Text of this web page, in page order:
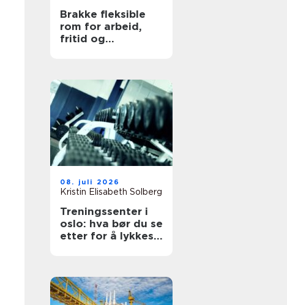
Brakke fleksible
rom for arbeid,
fritid og
08. juli 2026
Kristin Elisabeth Solberg
Treningssenter i
oslo: hva bør du se
etter for å lykkes